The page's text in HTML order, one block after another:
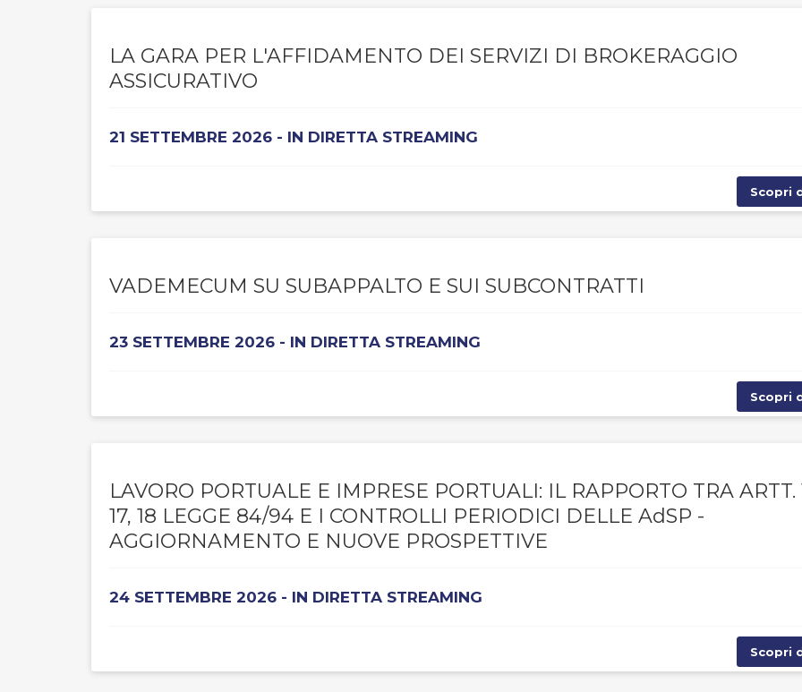
LA GARA PER L'AFFIDAMENTO DEI SERVIZI DI BROKERAGGIO
ASSICURATIVO
21 SETTEMBRE 2026 - IN DIRETTA STREAMING
Scopri
VADEMECUM SU SUBAPPALTO E SUI SUBCONTRATTI
23 SETTEMBRE 2026 - IN DIRETTA STREAMING
Scopri
LAVORO PORTUALE E IMPRESE PORTUALI: IL RAPPORTO TRA ARTT.
17, 18 LEGGE 84/94 E I CONTROLLI PERIODICI DELLE AdSP -
AGGIORNAMENTO E NUOVE PROSPETTIVE
24 SETTEMBRE 2026 - IN DIRETTA STREAMING
Scopri